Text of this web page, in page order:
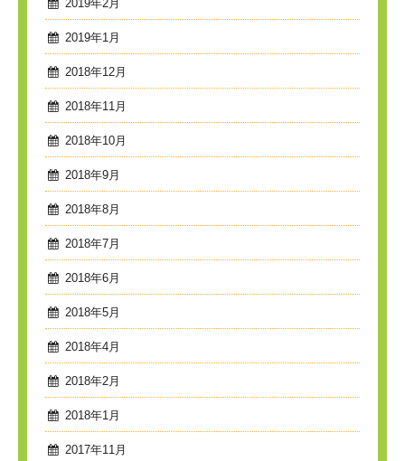
2019年2月
2019年1月
2018年12月
2018年11月
2018年10月
2018年9月
2018年8月
2018年7月
2018年6月
2018年5月
2018年4月
2018年2月
2018年1月
2017年11月